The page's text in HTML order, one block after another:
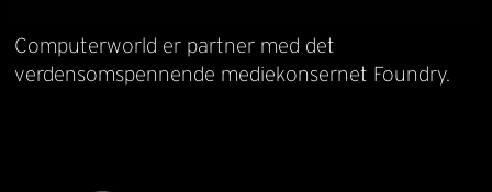
Computerworld er partner med det
verdensomspennende mediekonsernet Foundry.